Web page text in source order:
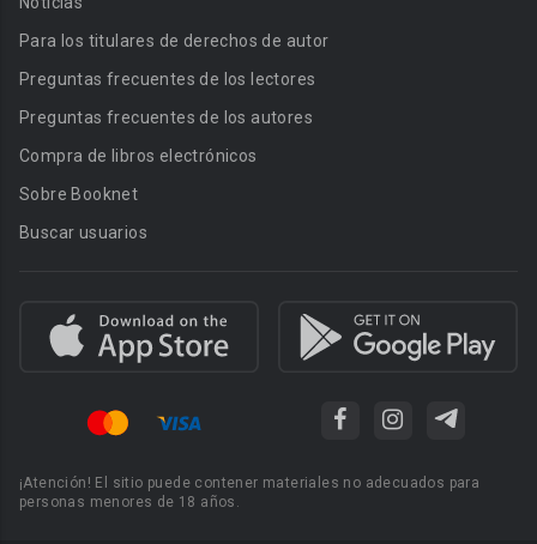
Para los titulares de derechos de autor
Preguntas frecuentes de los lectores
Preguntas frecuentes de los autores
Compra de libros electrónicos
Sobre Booknet
Buscar usuarios
¡Atención! El sitio puede contener materiales no adecuados para
personas menores de 18 años.